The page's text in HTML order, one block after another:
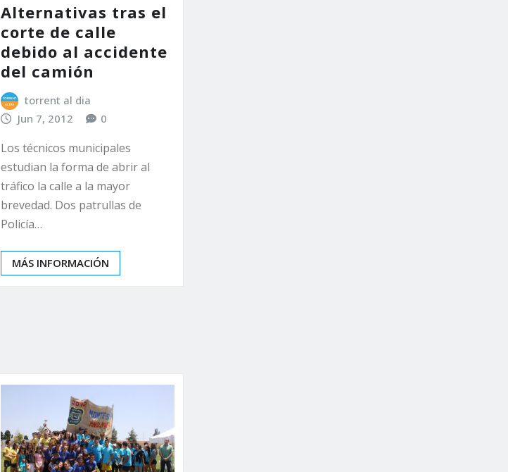
Alternativas tras el
corte de calle
debido al accidente
del camión
torrent al dia
Jun 7, 2012
0
Los técnicos municipales
estudian la forma de abrir al
tráfico la calle a la mayor
brevedad. Dos patrullas de
Policía…
MÁS INFORMACIÓN